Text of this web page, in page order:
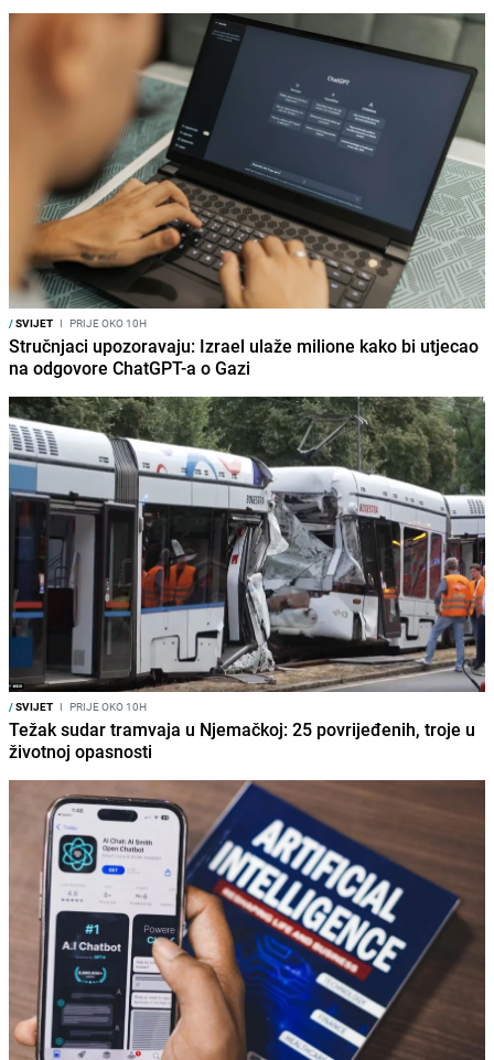
/SVIJET I PRIJE OKO 10H
Stručnjaci upozoravaju: Izrael ulaže milione kako bi utjecao
na odgovore ChatGPT-a o Gazi
/SVIJET I PRIJE OKO 10H
Težak sudar tramvaja u Njemačkoj: 25 povrijeđenih, troje u
životnoj opasnosti